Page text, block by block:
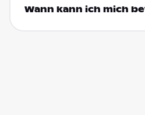
Wann kann ich mich